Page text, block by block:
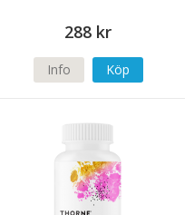
288 kr
Info Köp